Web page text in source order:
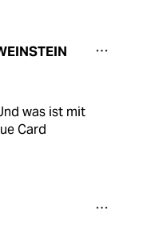
was ist mit
Card